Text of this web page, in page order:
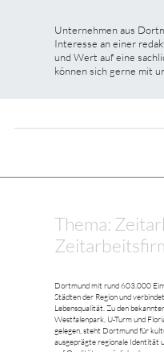
Unternehmen aus
Interesse an einer
und Wert auf eine
können sich gerne mit
Thema:
Dortmund mit rund 603.000
Städten der Region und
Lebensqualität. Zu den
Westfalenpark, U-Turm und
gelegen, steht Dortmund für
ausgeprägte regionale Identität